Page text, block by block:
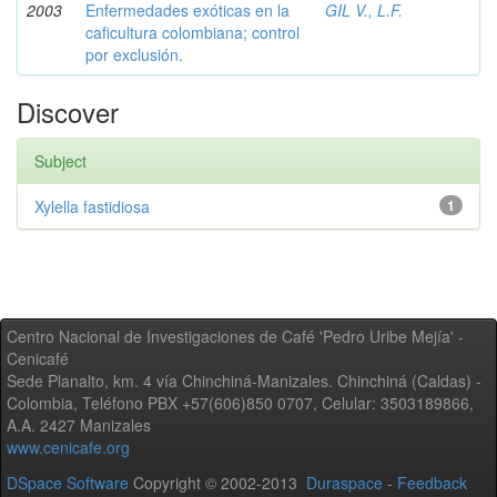
2003
Enfermedades exóticas en la
caficultura colombiana; control
por exclusión.
GIL V., L.F.
Discover
Subject
1
Xylella fastidiosa
Centro Nacional de Investigaciones de Café 'Pedro Uribe Mejía' -
Cenicafé
Sede Planalto, km. 4 vía Chinchiná-Manizales. Chinchiná (Caldas) -
Colombia, Teléfono PBX +57(606)850 0707, Celular: 3503189866,
A.A. 2427 Manizales
www.cenicafe.org
DSpace Software Copyright © 2002-2013 Duraspace - Feedback